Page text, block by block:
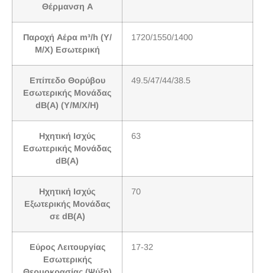
Θέρμανση A
Παροχή Αέρα m³/h (Υ/
Μ/Χ) Εσωτερική
1720/1550/1400
Επίπεδο Θορύβου
Εσωτερικής Μονάδας
dB(A) (Υ/Μ/Χ/H)
49.5/47/44/38.5
Ηχητική Ισχύς
Εσωτερικής Μονάδας
dB(A)
63
Ηχητική Ισχύς
Εξωτερικής Μονάδας
σε dB(A)
70
Εύρος Λειτουργίας
Εσωτερικής
17-32